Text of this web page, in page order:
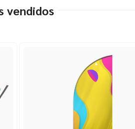
vendidos